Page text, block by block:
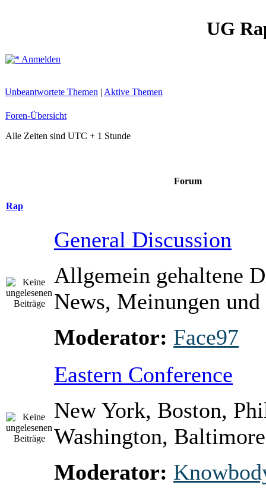
UG
Anmelden
Unbeantwortete Themen | Aktive Themen
Foren-Übersicht
Alle Zeiten sind UTC + 1 Stunde
Forum
Rap
General Discussion
Allgemein gehaltene
News, Meinungen und
Moderator: Face97
Eastern Conference
New York, Boston,
Washington,
Moderator: